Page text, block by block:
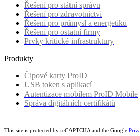
Řešení pro státní správu
Řešení pro zdravotnictví
Řešení pro průmysl a energetiku
Řešení pro ostatní firmy
Prvky kritické infrastruktury
Produkty
Čipové karty ProID
USB token s aplikací
Autentizace mobilem ProID Mobile
Správa digitálních certifikátů
This site is protected by reCAPTCHA and the Google